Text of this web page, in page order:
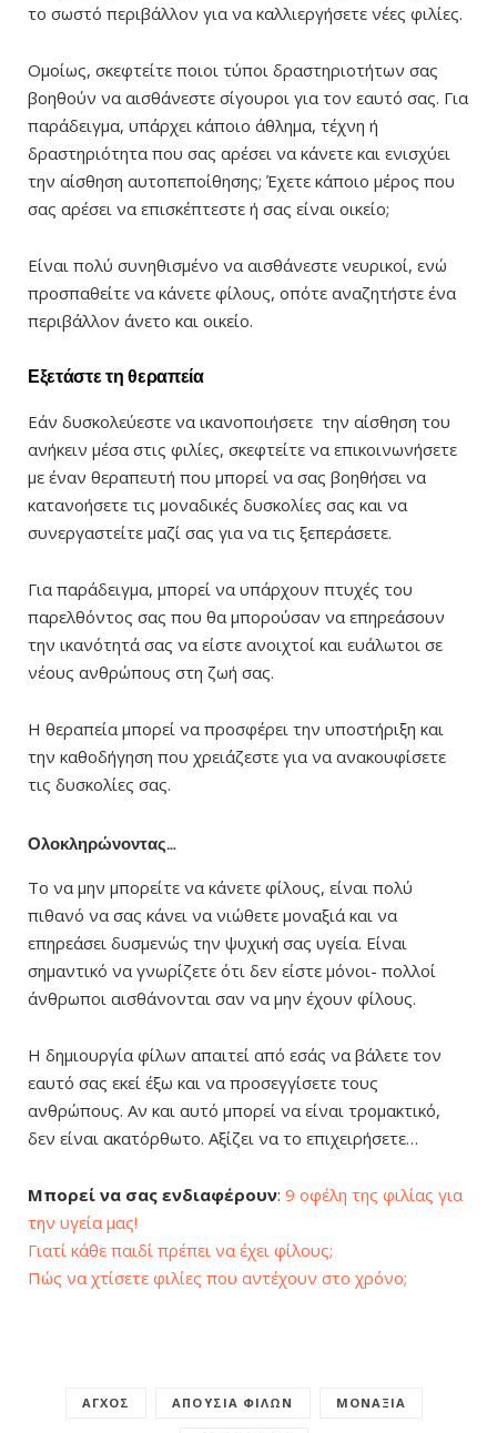
το σωστό περιβάλλον για να καλλιεργήσετε νέες φιλίες.
Ομοίως, σκεφτείτε ποιοι τύποι δραστηριοτήτων σας
βοηθούν να αισθάνεστε σίγουροι για τον εαυτό σας. Για
παράδειγμα, υπάρχει κάποιο άθλημα, τέχνη ή
δραστηριότητα που σας αρέσει να κάνετε και ενισχύει
την αίσθηση αυτοπεποίθησης; Έχετε κάποιο μέρος που
σας αρέσει να επισκέπτεστε ή σας είναι οικείο;
Είναι πολύ συνηθισμένο να αισθάνεστε νευρικοί, ενώ
προσπαθείτε να κάνετε φίλους, οπότε αναζητήστε ένα
περιβάλλον άνετο και οικείο.
Εξετάστε τη θεραπεία
Εάν δυσκολεύεστε να ικανοποιήσετε την αίσθηση του
ανήκειν μέσα στις φιλίες, σκεφτείτε να επικοινωνήσετε
με έναν θεραπευτή που μπορεί να σας βοηθήσει να
κατανοήσετε τις μοναδικές δυσκολίες σας και να
συνεργαστείτε μαζί σας για να τις ξεπεράσετε.
Για παράδειγμα, μπορεί να υπάρχουν πτυχές του
παρελθόντος σας που θα μπορούσαν να επηρεάσουν
την ικανότητά σας να είστε ανοιχτοί και ευάλωτοι σε
νέους ανθρώπους στη ζωή σας.
Η θεραπεία μπορεί να προσφέρει την υποστήριξη και
την καθοδήγηση που χρειάζεστε για να ανακουφίσετε
τις δυσκολίες σας.
Ολοκληρώνοντας…
Το να μην μπορείτε να κάνετε φίλους, είναι πολύ
πιθανό να σας κάνει να νιώθετε μοναξιά και να
επηρεάσει δυσμενώς την ψυχική σας υγεία. Είναι
σημαντικό να γνωρίζετε ότι δεν είστε μόνοι- πολλοί
άνθρωποι αισθάνονται σαν να μην έχουν φίλους.
Η δημιουργία φίλων απαιτεί από εσάς να βάλετε τον
εαυτό σας εκεί έξω και να προσεγγίσετε τους
ανθρώπους. Αν και αυτό μπορεί να είναι τρομακτικό,
δεν είναι ακατόρθωτο. Αξίζει να το επιχειρήσετε…
Μπορεί να σας ενδιαφέρουν: 9 οφέλη της φιλίας για
την υγεία μας!
Γιατί κάθε παιδί πρέπει να έχει φίλους;
Πώς να χτίσετε φιλίες που αντέχουν στο χρόνο;
ΆΓΧΟΣ ΑΠΟΥΣΊΑ ΦΊΛΩΝ ΜΟΝΑΞΙΆ